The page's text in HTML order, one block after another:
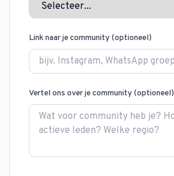
Link naar je community (optioneel)
Vertel ons over je community (optioneel)